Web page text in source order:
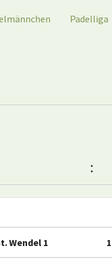
Padelliga
:
Wendel 1